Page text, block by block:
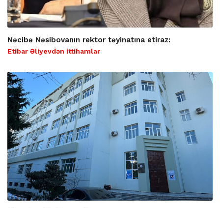
Nəcibə Nəsibovanın rektor təyinatına etiraz:
Etibar Əliyevdən ittihamlar